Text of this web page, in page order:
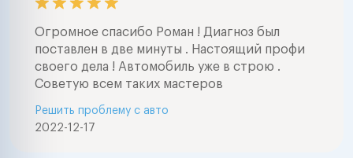
Огромное спасибо Роман ! Диагноз был
поставлен в две минуты . Настоящий профи
своего дела ! Автомобиль уже в строю .
Советую всем таких мастеров
2022-12-17
Решить проблему с авто